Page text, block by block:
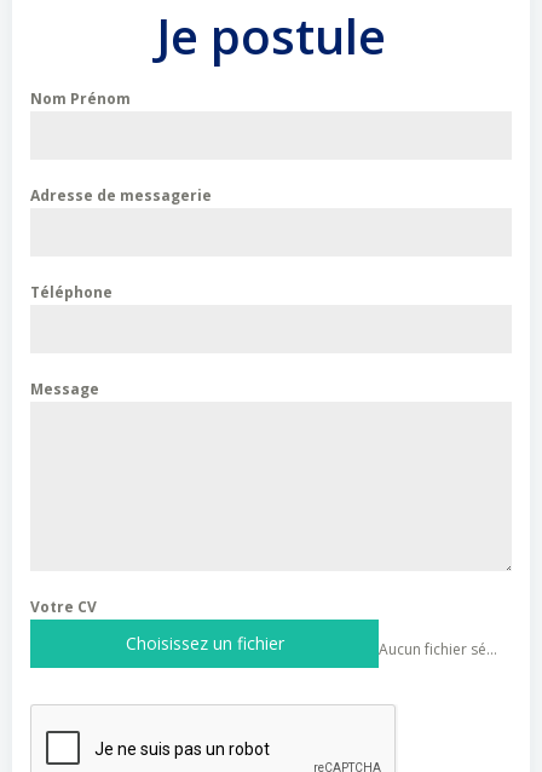
Je postule
Nom Prénom
Adresse de messagerie
Téléphone
Message
Votre CV
Choisissez un fichier Aucun fichier sélectionné